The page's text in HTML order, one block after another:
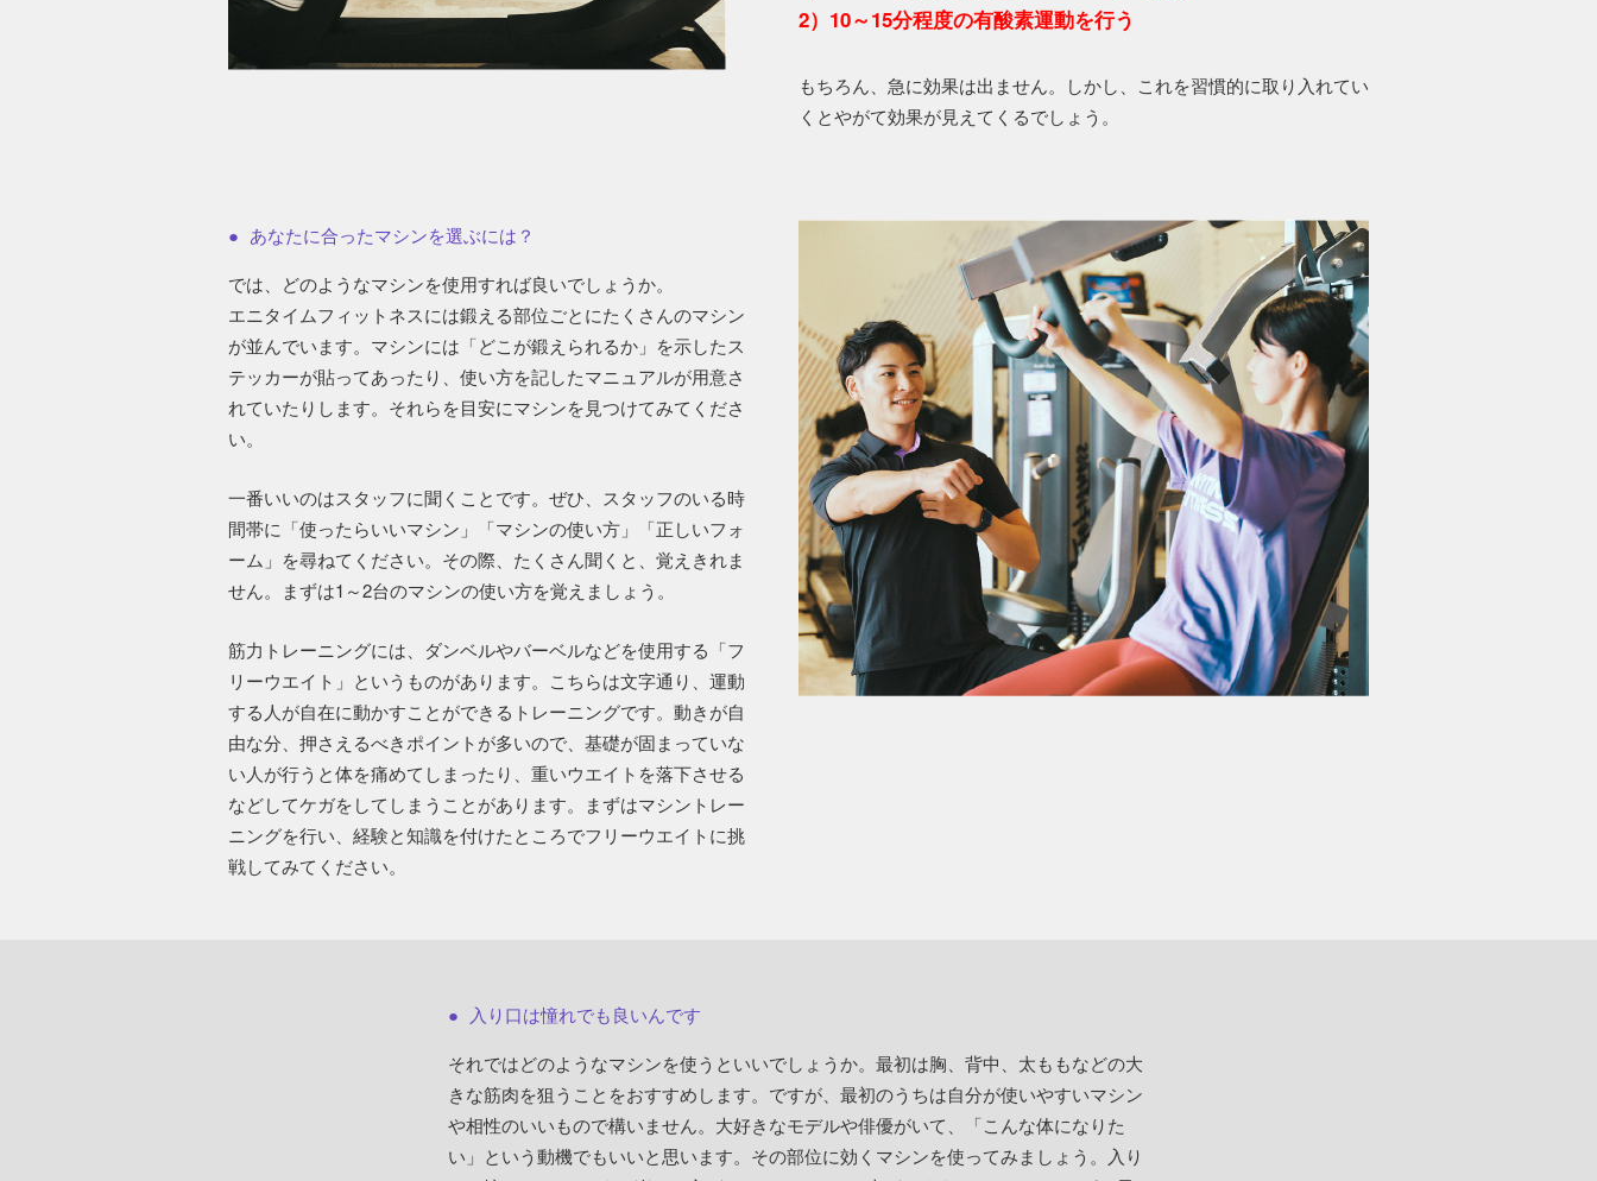
2）10～15分程度の有酸素運動を行う
もちろん、急に効果は出ません。しかし、これを習慣的に取り入れてい
くとやがて効果が見えてくるでしょう。
あなたに合ったマシンを選ぶには？
では、どのようなマシンを使用すれば良いでしょうか。
エニタイムフィットネスには鍛える部位ごとにたくさんのマシン
が並んでいます。マシンには「どこが鍛えられるか」を示したス
テッカーが貼ってあったり、使い方を記したマニュアルが用意さ
れていたりします。それらを目安にマシンを見つけてみてくださ
い。
一番いいのはスタッフに聞くことです。ぜひ、スタッフのいる時
間帯に「使ったらいいマシン」「マシンの使い方」「正しいフォ
ーム」を尋ねてください。その際、たくさん聞くと、覚えきれま
せん。まずは1～2台のマシンの使い方を覚えましょう。
筋力トレーニングには、ダンベルやバーベルなどを使用する「フ
リーウエイト」というものがあります。こちらは文字通り、運動
する人が自在に動かすことができるトレーニングです。動きが自
由な分、押さえるべきポイントが多いので、基礎が固まっていな
い人が行うと体を痛めてしまったり、重いウエイトを落下させる
などしてケガをしてしまうことがあります。まずはマシントレー
ニングを行い、経験と知識を付けたところでフリーウエイトに挑
戦してみてください。
入り口は憧れでも良いんです
それではどのようなマシンを使うといいでしょうか。最初は胸、背中、太ももなどの大
きな筋肉を狙うことをおすすめします。ですが、最初のうちは自分が使いやすいマシン
や相性のいいもので構いません。大好きなモデルや俳優がいて、「こんな体になりた
い」という動機でもいいと思います。その部位に効くマシンを使ってみましょう。入り